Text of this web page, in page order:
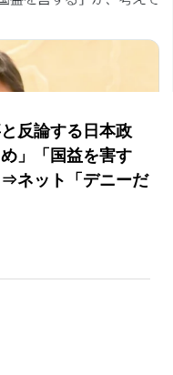
反論する日本政
」「国益を害す
ネット「デニーだ